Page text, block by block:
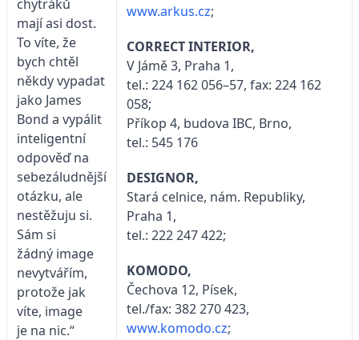
chytráků
mají asi dost.
To víte, že
bych chtěl
někdy vypadat
jako James
Bond a vypálit
inteligentní
odpověď na
sebezáludnější
otázku, ale
nestěžuju si.
Sám si
žádný image
nevytvářím,
protože jak
víte, image
je na nic.“
www.arkus.cz;
CORRECT INTERIOR,
V Jámě 3, Praha 1,
tel.: 224 162 056–57, fax: 224 162
058;
Příkop 4, budova IBC, Brno,
tel.: 545 176
DESIGNOR,
Stará celnice, nám. Republiky,
Praha 1,
tel.: 222 247 422;
KOMODO,
Čechova 12, Písek,
tel./fax: 382 270 423,
www.komodo.cz;